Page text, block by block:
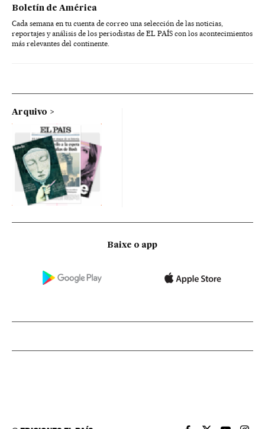
Boletín de América
Cada semana en tu cuenta de correo una selección de las noticias,
reportajes y análisis de los periodistas de EL PAÍS con los acontecimientos
más relevantes del continente.
Arquivo
Baixe o app